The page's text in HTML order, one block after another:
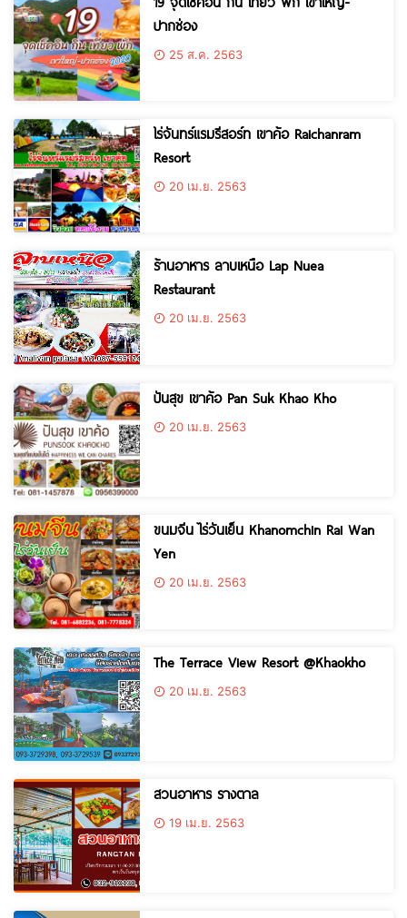
ปากช่อง
25 ส.ค. 2563
ไร่จันทร์แรมรีสอร์ท เขาค้อ Raichanram
Resort
20 เม.ย. 2563
ร้านอาหาร ลาบเหนือ Lap Nuea
Restaurant
20 เม.ย. 2563
ปันสุข เขาค้อ Pan Suk Khao Kho
20 เม.ย. 2563
ขนมจีน ไร่วันเย็น Khanomchin Rai Wan
Yen
20 เม.ย. 2563
The Terrace View Resort @Khaokho
20 เม.ย. 2563
สวนอาหาร รางตาล
19 เม.ย. 2563